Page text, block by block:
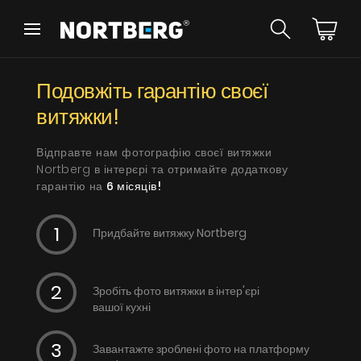
Назад
Новинки
Витяжки Острівні
Витяжки Пристінні
Витяжки Вбудовані
Витяжки Рустикальні
Витяжки Стельові
Витяжки Декоративні
Витяжки Повновбудовані
Витяжки Телескопічні
Витяжки Інтегровані
Аксесуари
Взірці кольорів
Назад
Порадник
БАЧИТИ ВСЕ
Подовжіть гарантію своєї
витяжки!
Відправте нам фотографію своєї витяжки
Nortberg в інтерєрі та отримайте додаткову
гарантію на 6 місяців!
Придбайте витяжку Nortberg
Зробіть фото витяжки в інтер'єрі
вашої кухні
Завантажте зроблені фото на платформу